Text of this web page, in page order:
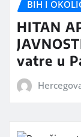
BIH I
HITAN
vatre u